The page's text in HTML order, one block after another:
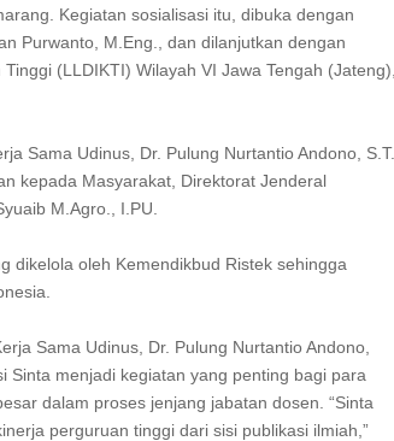
Kegiatan sosialisasi itu, dibuka dengan
Purwanto, M.Eng., dan dilanjutkan dengan
(LLDIKTI) Wilayah VI Jawa Tengah (Jateng),
Sama Udinus, Dr. Pulung Nurtantio Andono, S.T.,
kepada Masyarakat, Direktorat Jenderal
M.Agro., I.PU.
dikelola oleh Kemendikbud Ristek sehingga
Sama Udinus, Dr. Pulung Nurtantio Andono,
Sinta menjadi kegiatan yang penting bagi para
dalam proses jenjang jabatan dosen. “Sinta
perguruan tinggi dari sisi publikasi ilmiah,”